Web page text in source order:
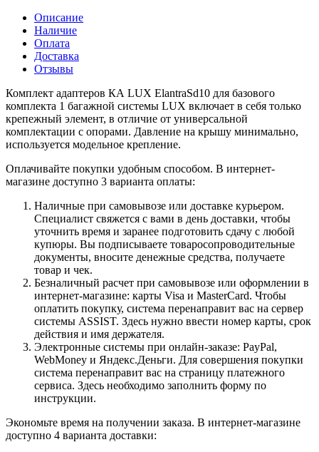
Описание
Наличие
Оплата
Доставка
Отзывы
Комплект адаптеров КА LUX ElantraSd10 для базового
комплекта 1 багажной системы LUX включает в себя только
крепежный элемент, в отличие от универсальной
комплектации с опорами. Давление на крышу минимально,
используется модельное крепление.
Оплачивайте покупки удобным способом. В интернет-
магазине доступно 3 варианта оплаты:
Наличные при самовывозе или доставке курьером.
Специалист свяжется с вами в день доставки, чтобы
уточнить время и заранее подготовить сдачу с любой
купюры. Вы подписываете товаросопроводительные
документы, вносите денежные средства, получаете
товар и чек.
Безналичный расчет при самовывозе или оформлении в
интернет-магазине: карты Visa и MasterCard. Чтобы
оплатить покупку, система перенаправит вас на сервер
системы ASSIST. Здесь нужно ввести номер карты, срок
действия и имя держателя.
Электронные системы при онлайн-заказе: PayPal,
WebMoney и Яндекс.Деньги. Для совершения покупки
система перенаправит вас на страницу платежного
сервиса. Здесь необходимо заполнить форму по
инструкции.
Экономьте время на получении заказа. В интернет-магазине
доступно 4 варианта доставки: